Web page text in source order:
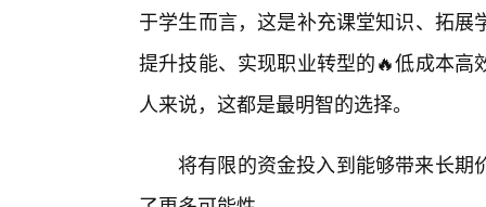
于学生而言，这是补充课堂知识、拓
提升技能、实现职业转型的🔥低成本
人来说，这都是最明智的选择。
将有限的资金投入到能够带来长期